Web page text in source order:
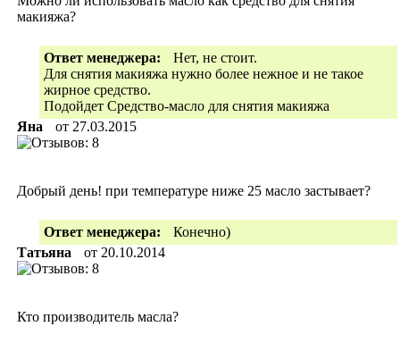
макияжа?
Ответ менеджера:
Нет, не стоит.
Для снятия макияжа нужно более нежное и не такое
жирное средство.
Подойдет Средство-масло для снятия макияжа
Яна
от 27.03.2015
Добрый день! при температуре ниже 25 масло застывает?
Ответ менеджера:
Конечно)
Татьяна
от 20.10.2014
Кто производитель масла?